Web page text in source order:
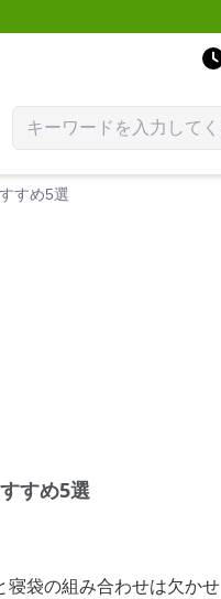
すめ5選
すめ5選
寝袋の組み合わせは欠かせ